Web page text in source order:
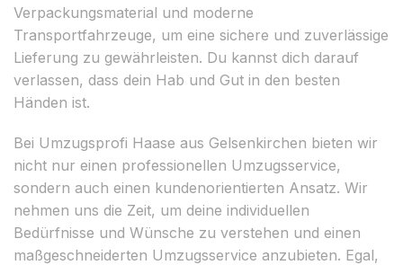
Verpackungsmaterial und moderne
Transportfahrzeuge, um eine sichere und zuverlässige
Lieferung zu gewährleisten. Du kannst dich darauf
verlassen, dass dein Hab und Gut in den besten
Händen ist.
Bei Umzugsprofi Haase aus Gelsenkirchen bieten wir
nicht nur einen professionellen Umzugsservice,
sondern auch einen kundenorientierten Ansatz. Wir
nehmen uns die Zeit, um deine individuellen
Bedürfnisse und Wünsche zu verstehen und einen
maßgeschneiderten Umzugsservice anzubieten. Egal,